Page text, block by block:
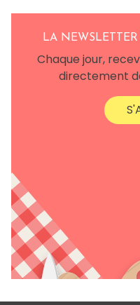
LA NEWSLETTER
Chaque jour,
directement